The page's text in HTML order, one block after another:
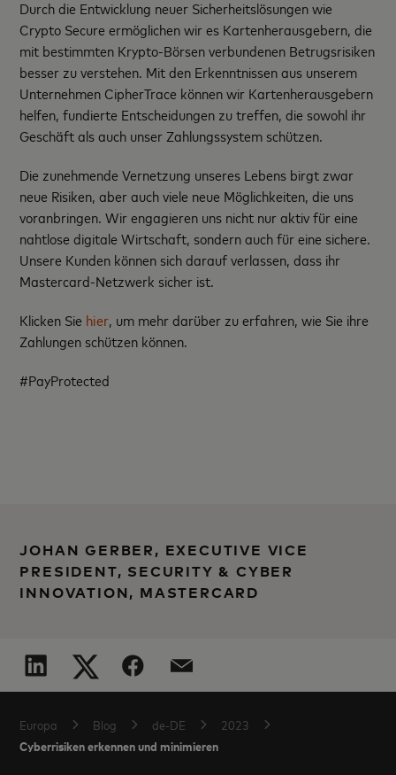
Durch die Entwicklung neuer Sicherheitslösungen wie
Crypto Secure ermöglichen wir es Kartenherausgebern, die
mit bestimmten Krypto-Börsen verbundenen Betrugsrisiken
besser zu verstehen. Mit den Erkenntnissen aus unserem
Unternehmen CipherTrace können wir Kartenherausgebern
helfen, fundierte Entscheidungen zu treffen, die sowohl ihr
Geschäft als auch unser Zahlungssystem schützen.
Die zunehmende Vernetzung unseres Lebens birgt zwar
neue Risiken, aber auch viele neue Möglichkeiten, die uns
voranbringen. Wir engagieren uns nicht nur aktiv für eine
nahtlose digitale Wirtschaft, sondern auch für eine sichere.
Unsere Kunden können sich darauf verlassen, dass ihr
Mastercard-Netzwerk sicher ist.
Klicken Sie hier, um mehr darüber zu erfahren, wie Sie ihre
Zahlungen schützen können.
#PayProtected
JOHAN GERBER, EXECUTIVE VICE
PRESIDENT, SECURITY & CYBER
INNOVATION, MASTERCARD
Europa Blog de-DE 2023
Cyberrisiken erkennen und minimieren